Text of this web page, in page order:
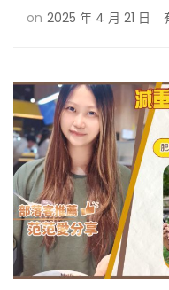
on 2025 年 4 月 21 日